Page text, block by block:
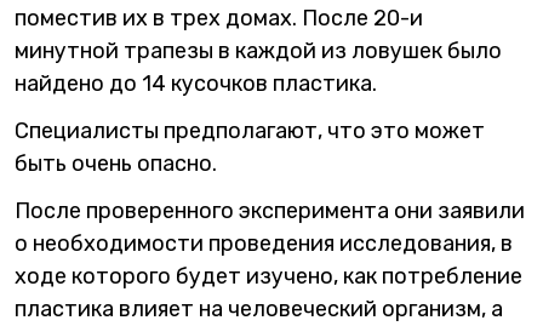
поместив их в трех домах. После 20-и
минутной трапезы в каждой из ловушек было
найдено до 14 кусочков пластика.
Специалисты предполагают, что это может
быть очень опасно.
После проверенного эксперимента они заявили
о необходимости проведения исследования, в
ходе которого будет изучено, как потребление
пластика влияет на человеческий организм, а